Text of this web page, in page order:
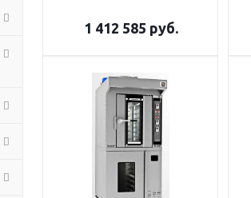
1 412 585 руб.